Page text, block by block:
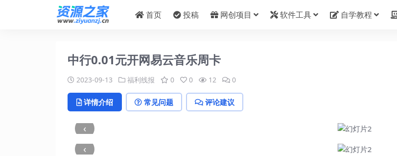
首页 投稿 网创项目 软件工具 自学教程
中行0.01元开网易云音乐周卡
2023-09-13 福利线报 0 0 12 0
详情介绍 常见问题 评论建议
‹
‹